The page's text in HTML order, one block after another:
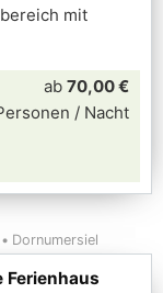
mit
ab 70,00 €
/ Nacht
Dornumersiel
Ferienhaus